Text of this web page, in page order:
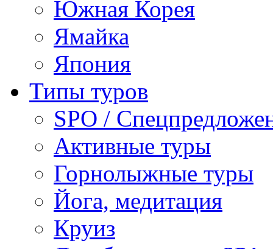
Южная Корея
Ямайка
Япония
Типы туров
SPO /
Активные туры
Горнолыжные туры
Йога, медитация
Круиз